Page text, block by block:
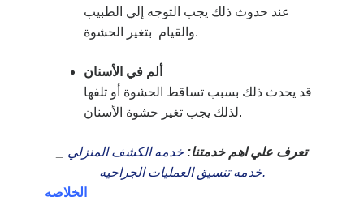
عند حدوث ذلك يجب التوجه إلي الطبيب
والقيام بتغير الحشوة.
قد يحدث ذلك بسبب تساقط الحشوة أو تلفها
لذلك يجب تغير حشوة الأسنان.
تعرف علي اهم خدمتنا: خدمه الكشف المنزلي
خدمه تنسيق العمليات الجراحيه.
الخلاصه